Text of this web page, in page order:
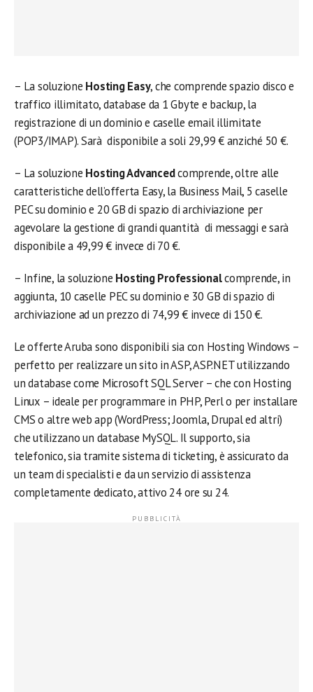
– La soluzione Hosting Easy, che comprende spazio disco e
traffico illimitato, database da 1 Gbyte e backup, la
registrazione di un dominio e caselle email illimitate
(POP3/IMAP). Sarà disponibile a soli 29,99 € anziché 50 €.
– La soluzione Hosting Advancedcomprende, oltre alle
caratteristiche dell’offerta Easy, la Business Mail, 5 caselle
PEC su dominio e 20 GB di spazio di archiviazione per
agevolare la gestione di grandi quantità di messaggi e sarà
disponibile a 49,99 € invece di 70 €.
– Infine, la soluzione Hosting Professionalcomprende, in
aggiunta, 10 caselle PEC su dominio e 30 GB di spazio di
archiviazione ad un prezzo di 74,99 € invece di 150 €.
Le offerte Aruba sono disponibili sia con Hosting Windows –
perfetto per realizzare un sito in ASP, ASP.NET utilizzando
un database come Microsoft SQL Server – che con Hosting
Linux – ideale per programmare in PHP, Perl o per installare
CMS o altre web app (WordPress; Joomla, Drupal ed altri)
che utilizzano un database MySQL. Il supporto, sia
telefonico, sia tramite sistema di ticketing, è assicurato da
un team di specialisti e da un servizio di assistenza
completamente dedicato, attivo 24 ore su 24.